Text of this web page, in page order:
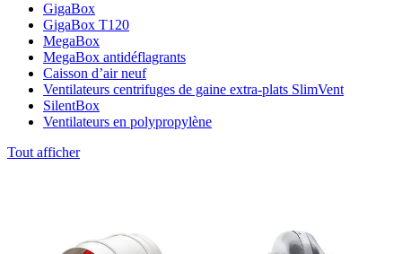
GigaBox
GigaBox T120
MegaBox
MegaBox antidéflagrants
Caisson d’air neuf
Ventilateurs centrifuges de gaine extra-plats SlimVent
SilentBox
Ventilateurs en polypropylène
Tout afficher